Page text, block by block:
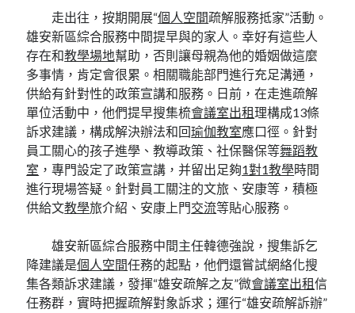
走出往，按期開展“個人空間疏解服務抵家”活動。
雄安新區綜合服務中間提早與的家人。幸好有這些人
存在和教學場地幫助，否則讓母親為他的婚姻做這麼
多事情，肯定會很累。相關職能部門進行充足溝通，
供給有針對性的政策宣講和服務。日前，在走進疏解
單位活動中，他們提早搜集梳會議室出租理構成13條
訴求建議，構成解決辦法和回瑜伽教室應口徑。針對
員工關心的孩子進學、教導政策、社保醫保等舞蹈教
室 ，專門設定了政策宣講，并留出足夠1對1教學時間
進行現場答疑。針對員工關注的文旅、安康等，積極
供給文教學旅介紹、安康上門交流等貼心服務。
雄安新區綜合服務中間主任韓德強說，搜集訴乞
降建議是個人空間任務的起點，他們還嘗試網絡化搜
集各類訴求建議，發揮“雄安疏解之友”微會議室出租信
任務群，實時把握疏解對象訴求；運行“雄安疏解訴辦”